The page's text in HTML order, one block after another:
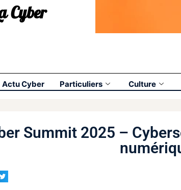
Cyber
Actu Cyber Particuliers Culture
Summit 2025 –